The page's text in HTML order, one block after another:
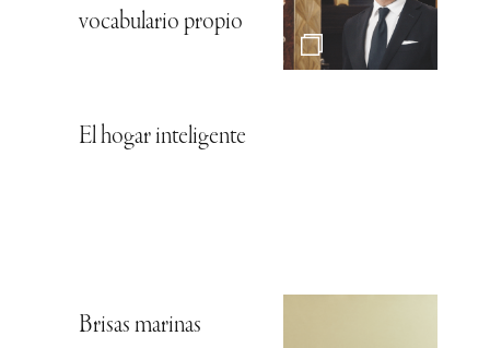
vocabulario propio
El hogar inteligente
Brisas marinas